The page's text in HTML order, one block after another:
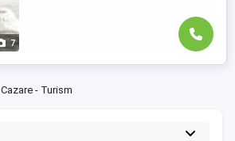
7
Cazare - Turism